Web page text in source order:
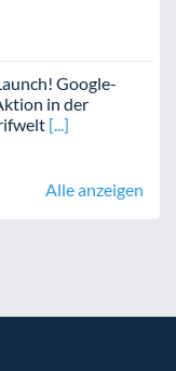
Google-
in der
Alle anzeigen